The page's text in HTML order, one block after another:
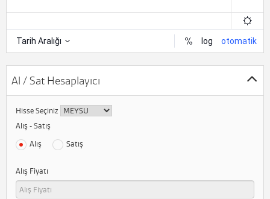
Al / Sat Hesaplayıcı
Hisse Seçiniz
Alış - Satış
Alış
Satış
Alış Fiyatı